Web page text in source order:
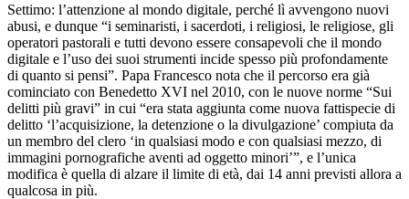
Settimo: l’attenzione al mondo digitale, perché lì avvengono nuovi
abusi, e dunque “i seminaristi, i sacerdoti, i religiosi, le religiose, gli
operatori pastorali e tutti devono essere consapevoli che il mondo
digitale e l’uso dei suoi strumenti incide spesso più profondamente
di quanto si pensi”. Papa Francesco nota che il percorso era già
cominciato con Benedetto XVI nel 2010, con le nuove norme “Sui
delitti più gravi” in cui “era stata aggiunta come nuova fattispecie di
delitto ‘l’acquisizione, la detenzione o la divulgazione’ compiuta da
un membro del clero ‘in qualsiasi modo e con qualsiasi mezzo, di
immagini pornografiche aventi ad oggetto minori’”, e l’unica
modifica è quella di alzare il limite di età, dai 14 anni previsti allora a
qualcosa in più.